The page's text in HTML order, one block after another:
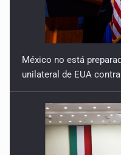
México no está
unilateral de EUA